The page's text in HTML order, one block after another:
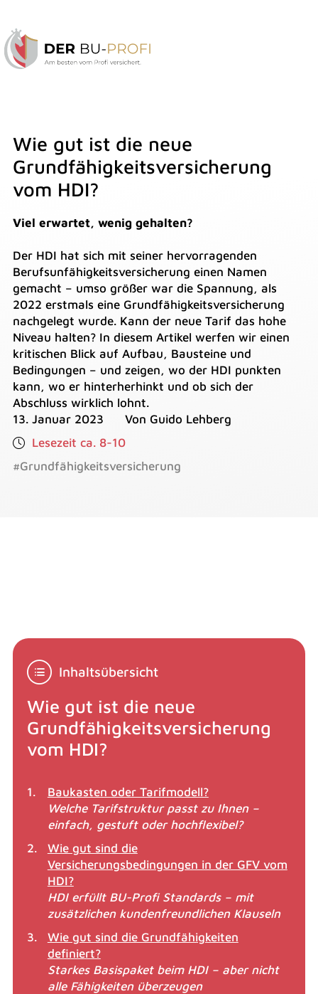
Wie gut ist die neue
Grundfähigkeitsversicherung
vom HDI?
Viel erwartet, wenig gehalten?
Der HDI hat sich mit seiner hervorragenden
Berufsunfähigkeitsversicherung einen Namen
gemacht – umso größer war die Spannung, als
2022 erstmals eine Grundfähigkeitsversicherung
nachgelegt wurde. Kann der neue Tarif das hohe
Niveau halten? In diesem Artikel werfen wir einen
kritischen Blick auf Aufbau, Bausteine und
Bedingungen – und zeigen, wo der HDI punkten
kann, wo er hinterherhinkt und ob sich der
Abschluss wirklich lohnt.
13. Januar 2023
Von Guido Lehberg
Lesezeit ca. 8-10
#Grundfähigkeitsversicherung
Inhaltsübersicht
Wie gut ist die neue
Grundfähigkeitsversicherung
vom HDI?
Baukasten oder Tarifmodell?
Welche Tarifstruktur passt zu Ihnen –
einfach, gestuft oder hochflexibel?
Wie gut sind die
Versicherungsbedingungen in der GFV vom
HDI?
HDI erfüllt BU-Profi Standards – mit
zusätzlichen kundenfreundlichen Klauseln
Wie gut sind die Grundfähigkeiten
definiert?
Starkes Basispaket beim HDI – aber nicht
alle Fähigkeiten überzeugen